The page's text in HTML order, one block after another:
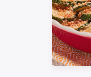
Bebidas e refrescos
Sobremesas
Acompanhamentos
Pizzas e focaccia